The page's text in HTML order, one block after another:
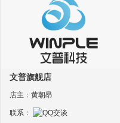
文普旗舰店
店主：黄朝昂
联系：